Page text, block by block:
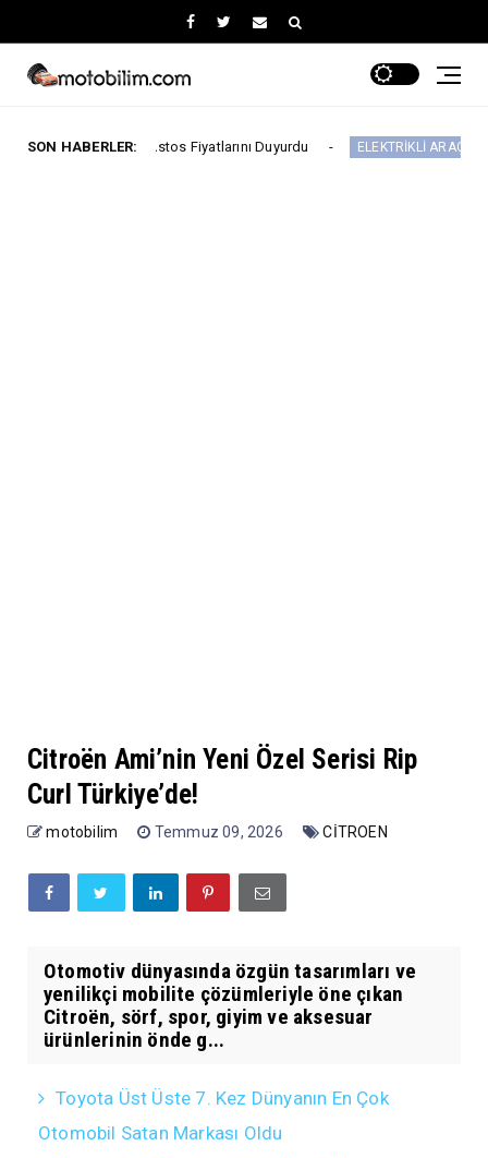
SON HABERLER:
Ağustos Fiyatlarını Duyurdu ELEKTRİKLİ ARAÇLAR Yeni
Citroën Ami’nin Yeni Özel Serisi Rip
Curl Türkiye’de!
motobilim Temmuz 09, 2026 CİTROEN
Otomotiv dünyasında özgün tasarımları ve
yenilikçi mobilite çözümleriyle öne çıkan
Citroën, sörf, spor, giyim ve aksesuar
ürünlerinin önde g...
Toyota Üst Üste 7. Kez Dünyanın En Çok
Otomobil Satan Markası Oldu